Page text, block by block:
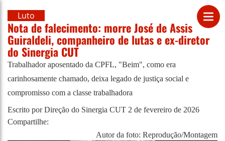
Luto
Nota de falecimento: morre José de Assis
Guiraldeli, companheiro de lutas e ex-diretor
do Sinergia CUT
Trabalhador aposentado da CPFL, "Beim", como era
carinhosamente chamado, deixa legado de justiça social e
compromisso com a classe trabalhadora
Escrito por Direção do Sinergia CUT 2 de fevereiro de 2026
Compartilhe:
Autor da foto: Reprodução/Montagem